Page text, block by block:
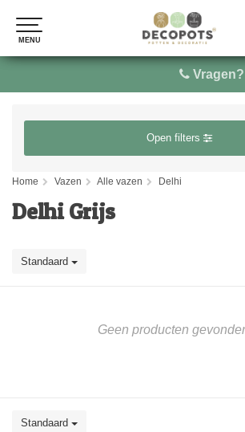
MENU
MENU
Open filters
Home Vazen Alle vazen Delhi
Delhi Grijs
Standaard
Geen producten
Standaard